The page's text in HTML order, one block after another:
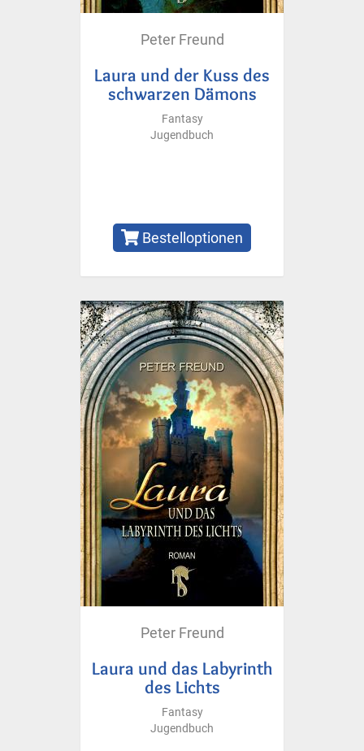
Peter Freund
Laura und der Kuss des
schwarzen Dämons
Fantasy
Jugendbuch
Bestelloptionen
Peter Freund
Laura und das Labyrinth
des Lichts
Fantasy
Jugendbuch